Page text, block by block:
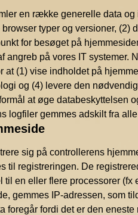
en række generelle data
typer og versioner,
for besøget på
på vores IT
at (1) vise indholdet på
og (4) levere den
at øge databeskyttelsen
logfiler gemmes adskilt fra
sig på controllerens
til registreringen. De
en eller flere processorer
gemmes IP-adressen, som
foregår fordi det er den